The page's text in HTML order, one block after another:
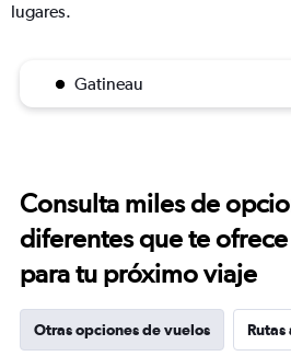
lugares.
Gatineau
Consulta miles de
diferentes que te
para tu próximo viaje
Otras opciones de vuelos